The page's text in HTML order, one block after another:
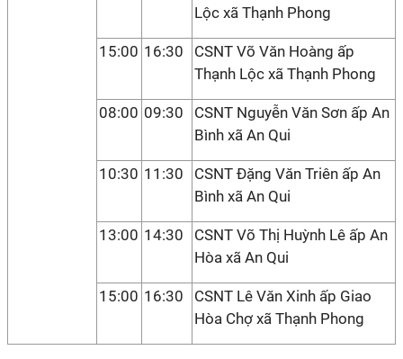
Lộc xã Thạnh Phong
15:00 16:30
CSNT Võ Văn Hoàng ấp
Thạnh Lộc xã Thạnh Phong
08:00 09:30
CSNT Nguyễn Văn Sơn ấp An
Bình xã An Qui
10:30 11:30
CSNT Đặng Văn Triên ấp An
Bình xã An Qui
13:00 14:30
CSNT Võ Thị Huỳnh Lê ấp An
Hòa xã An Qui
15:00 16:30
CSNT Lê Văn Xinh ấp Giao
Hòa Chợ xã Thạnh Phong